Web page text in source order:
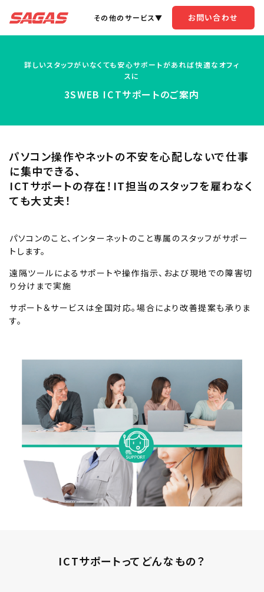
その他のサービス▼ お問い合わせ
詳しいスタッフがいなくても安心サポートがあれば快適なオフィ
スに
3SWEB ICTサポートのご案内
パソコン操作やネットの不安を心配しないで仕事
に集中できる、
ICTサポートの存在！IT担当のスタッフを雇わなく
ても大丈夫！
パソコンのこと、インターネットのこと専属のスタッフがサポー
トします。
遠隔ツールによるサポートや操作指示、および現地での障害切
り分けまで実施
サポート＆サービスは全国対応。場合により改善提案も承りま
す。
ICTサポートってどんなもの？